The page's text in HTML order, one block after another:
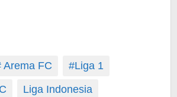
Arema FC
#Liga 1
Liga Indonesia